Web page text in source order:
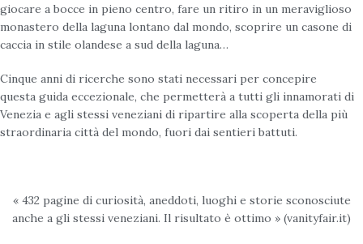
giocare a bocce in pieno centro, fare un ritiro in un meraviglioso
monastero della laguna lontano dal mondo, scoprire un casone di
caccia in stile olandese a sud della laguna…
Cinque anni di ricerche sono stati necessari per concepire
questa guida eccezionale, che permetterà a tutti gli innamorati di
Venezia e agli stessi veneziani di ripartire alla scoperta della più
straordinaria città del mondo, fuori dai sentieri battuti.
« 432 pagine di curiosità, aneddoti, luoghi e storie sconosciute
anche a gli stessi veneziani. Il risultato è ottimo » (vanityfair.it)